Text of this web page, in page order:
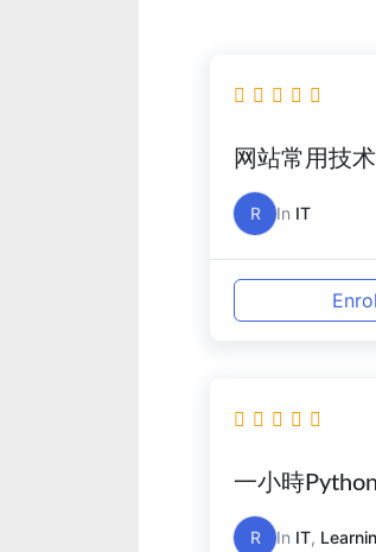
网站常用技术
R In IT
一小時
R In IT,